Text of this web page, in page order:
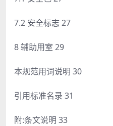
7.2 安全标志 27
8 辅助用室 29
本规范用词说明 30
引用标准名录 31
附:条文说明 33